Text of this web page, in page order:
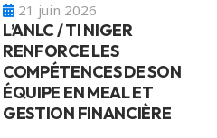
21 juin 2026
L’ANLC / TI NIGER
RENFORCE LES
COMPÉTENCES DE SON
ÉQUIPE EN MEAL ET
GESTION FINANCIÈRE